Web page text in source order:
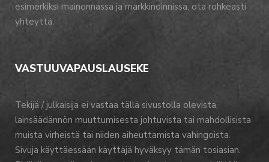
esimerkiksi mainonnassa ja markkinoinnissa, ota rohkeasti
yhteyttä.
VASTUUVAPAUSLAUSEKE
Tekijä / julkaisija ei vastaa tällä sivustolla olevista,
lainsäädännön muuttumisesta johtuvista tai mahdollisista
muista virheistä tai niiden aiheuttamista vahingoista.
Sivuja käyttäessään käyttäjä hyväksyy tämän tosiasian.